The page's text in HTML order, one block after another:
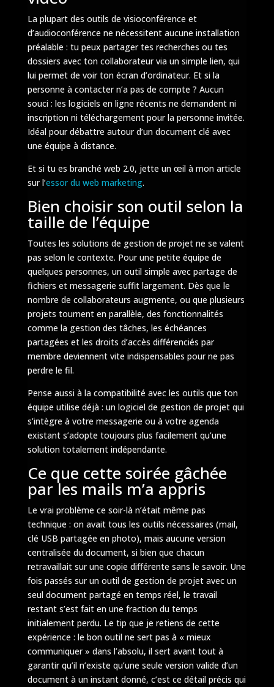
La plupart des outils de visioconférence et
d’audioconférence ne nécessitent aucune installation
préalable : tu peux partager tes recherches ou tes
dossiers avec ton collaborateur via un simple lien, qui
lui permet de voir ton écran d’ordinateur. Et si la
personne à contacter n’a pas de compte ? Aucun
souci : les logiciels en ligne récents ne demandent ni
inscription ni téléchargement pour la personne invitée.
Idéal pour débattre autour d’un document clé avec
une équipe à distance.
Et si tu es branché web 2.0, jette un œil à mon article
sur l’essor du web marketing.
Bien choisir son outil selon la
taille de l’équipe
Toutes les solutions de gestion de projet ne se valent
pas selon le contexte. Pour une petite équipe de
quelques personnes, un outil simple avec partage de
fichiers et messagerie suffit largement. Dès que le
nombre de collaborateurs augmente, ou que plusieurs
projets tournent en parallèle, des fonctionnalités
comme la gestion des tâches, les échéances
partagées et les droits d’accès différenciés par
membre deviennent vite indispensables pour ne pas
perdre le fil.
Pense aussi à la compatibilité avec les outils que ton
équipe utilise déjà : un logiciel de gestion de projet qui
s’intègre à votre messagerie ou à votre agenda
existant s’adopte toujours plus facilement qu’une
solution totalement indépendante.
Ce que cette soirée gâchée
par les mails m’a appris
Le vrai problème ce soir-là n’était même pas
technique : on avait tous les outils nécessaires (mail,
clé USB partagée en photo), mais aucune version
centralisée du document, si bien que chacun
retravaillait sur une copie différente sans le savoir. Une
fois passés sur un outil de gestion de projet avec un
seul document partagé en temps réel, le travail
restant s’est fait en une fraction du temps
initialement perdu. Le tip que je retiens de cette
expérience : le bon outil ne sert pas à « mieux
communiquer » dans l’absolu, il sert avant tout à
garantir qu’il n’existe qu’une seule version valide d’un
document à un instant donné, c’est ce détail précis qui